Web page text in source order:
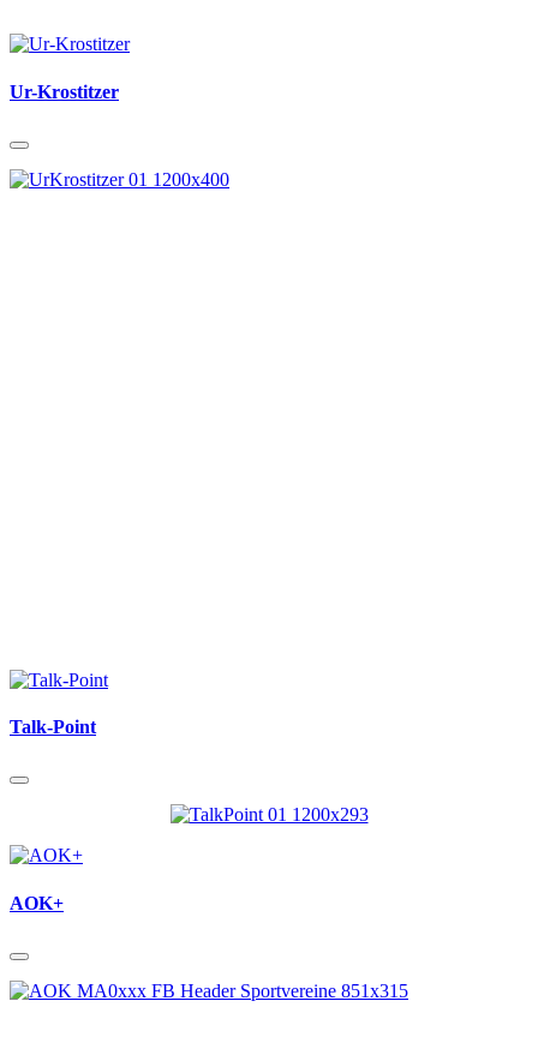
Ur-Krostitzer
Talk-Point
AOK+